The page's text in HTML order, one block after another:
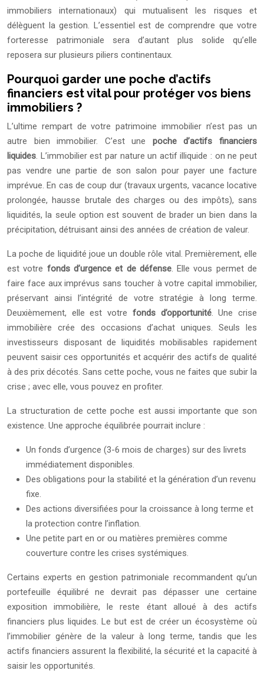
immobiliers internationaux) qui mutualisent les risques et
délèguent la gestion. L’essentiel est de comprendre que votre
forteresse patrimoniale sera d’autant plus solide qu’elle
reposera sur plusieurs piliers continentaux.
Pourquoi garder une poche d’actifs
financiers est vital pour protéger vos biens
immobiliers ?
L’ultime rempart de votre patrimoine immobilier n’est pas un
autre bien immobilier. C’est une poche d’actifs financiers
liquides. L’immobilier est par nature un actif illiquide : on ne peut
pas vendre une partie de son salon pour payer une facture
imprévue. En cas de coup dur (travaux urgents, vacance locative
prolongée, hausse brutale des charges ou des impôts), sans
liquidités, la seule option est souvent de brader un bien dans la
précipitation, détruisant ainsi des années de création de valeur.
La poche de liquidité joue un double rôle vital. Premièrement, elle
est votre fonds d’urgence et de défense. Elle vous permet de
faire face aux imprévus sans toucher à votre capital immobilier,
préservant ainsi l’intégrité de votre stratégie à long terme.
Deuxièmement, elle est votre fonds d’opportunité. Une crise
immobilière crée des occasions d’achat uniques. Seuls les
investisseurs disposant de liquidités mobilisables rapidement
peuvent saisir ces opportunités et acquérir des actifs de qualité
à des prix décotés. Sans cette poche, vous ne faites que subir la
crise ; avec elle, vous pouvez en profiter.
La structuration de cette poche est aussi importante que son
existence. Une approche équilibrée pourrait inclure :
Un fonds d’urgence (3-6 mois de charges) sur des livrets
immédiatement disponibles.
Des obligations pour la stabilité et la génération d’un revenu
fixe.
Des actions diversifiées pour la croissance à long terme et
la protection contre l’inflation.
Une petite part en or ou matières premières comme
couverture contre les crises systémiques.
Certains experts en gestion patrimoniale recommandent qu’un
portefeuille équilibré ne devrait pas dépasser une certaine
exposition immobilière, le reste étant alloué à des actifs
financiers plus liquides. Le but est de créer un écosystème où
l’immobilier génère de la valeur à long terme, tandis que les
actifs financiers assurent la flexibilité, la sécurité et la capacité à
saisir les opportunités.